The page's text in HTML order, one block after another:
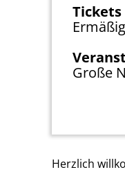
Tickets
Große
Herzlich
Funktionen und
der Website
Einverständnis-
ausgewählten